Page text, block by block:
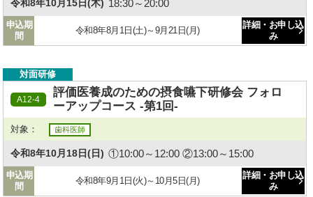
令和8年10月15日(木) 18:30～20:00
申込期
間
令和8年8月1日(土)～9月21日(月)
詳細・お申し込
み
対面研修
A12-4
評価医養成のための摂食嚥下研修会 フォロ
ーアップコース -第1回-
対象： 歯科医師
令和8年10月18日(日) ①10:00～12:00 ②13:00～15:00
申込期
間
令和8年9月1日(火)～10月5日(月)
詳細・お申し込
み